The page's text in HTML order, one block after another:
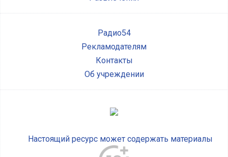
Радио54
Рекламодателям
Контакты
Об учреждении
Настоящий ресурс может содержать материалы